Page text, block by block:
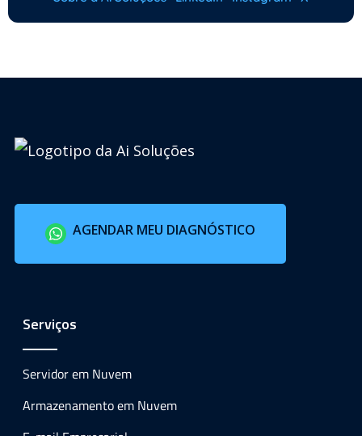
AGENDAR MEU DIAGNÓSTICO
Serviços
Servidor em Nuvem
Armazenamento em Nuvem